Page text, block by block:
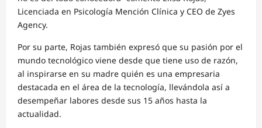
Licenciada en Psicología Mención Clínica y CEO de Zyes
Agency.
Por su parte, Rojas también expresó que su pasión por el
mundo tecnológico viene desde que tiene uso de razón,
al inspirarse en su madre quién es una empresaria
destacada en el área de la tecnología, llevándola así a
desempeñar labores desde sus 15 años hasta la
actualidad.